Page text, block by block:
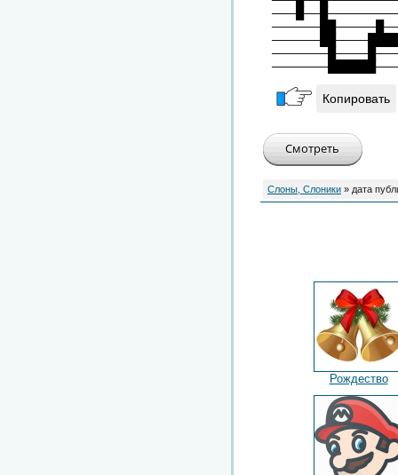
Копировать
Слоны, Слоники » дата
Рождество